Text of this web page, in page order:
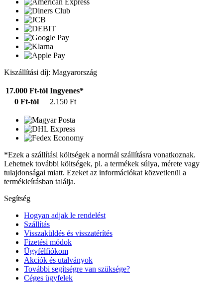
Kiszállítási díj: Magyarország
17.000 Ft-tól Ingyenes*
0 Ft-tól
2.150 Ft
*Ezek a szállítási költségek a normál szállításra vonatkoznak.
Lehetnek további költségek, pl. a termékek súlya, mérete vagy
tulajdonságai miatt. Ezeket az információkat közvetlenül a
termékleírásban találja.
Segítség
Hogyan adjak le rendelést
Szállítás
Visszaküldés és visszatérítés
Fizetési módok
Ügyfélfiókom
Akciók és utalványok
További segítségre van szüksége?
Céges ügyfelek